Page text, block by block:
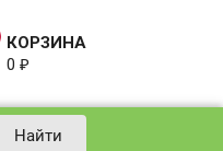
КОРЗИНА
0₽
Найти